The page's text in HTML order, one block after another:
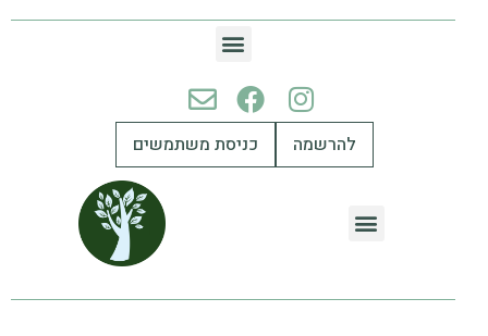
להרשמה כניסת משתמשים